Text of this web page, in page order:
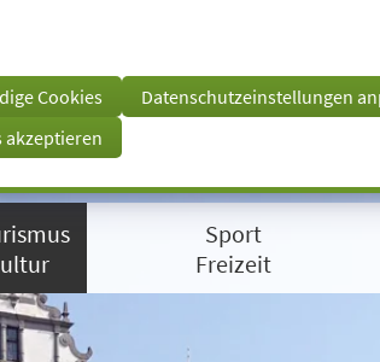
Cookies
Datenschutzeinstellungen
akzeptieren
Sport
Freizeit